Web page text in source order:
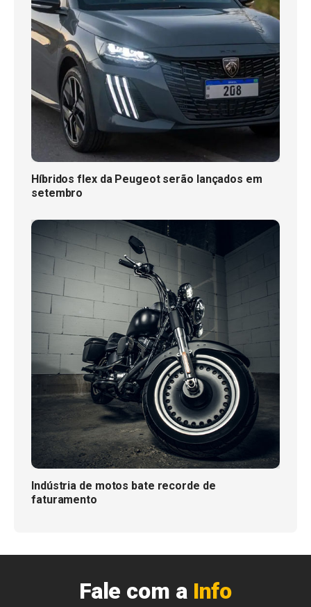
Híbridos flex da Peugeot serão lançados em
setembro
Indústria de motos bate recorde de
faturamento
Fale com a Info